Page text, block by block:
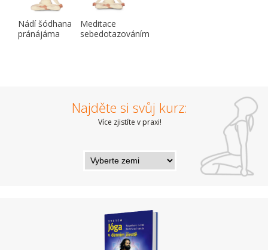
Nádí šódhana
pránájáma
Meditace
sebedotazováním
Najděte si svůj kurz:
Více zjistíte v praxi!